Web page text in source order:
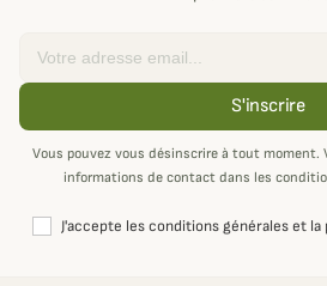
S'inscrire
Vous pouvez vous désinscrire à tout moment.
informations de contact dans les
J'accepte les conditions générales et